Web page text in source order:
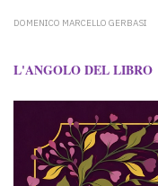
DOMENICO MARCELLO GERBASI
L'ANGOLO DEL LIBRO